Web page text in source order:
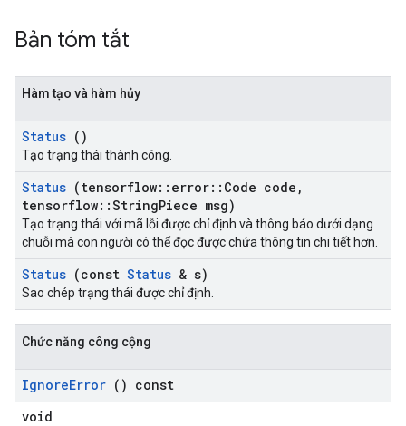
Bản tóm tắt
Hàm tạo và hàm hủy
Status ()
Tạo trạng thái thành công.
Status (tensorflow:: error:: Code code ,
tensorflow::StringPiece msg)
Tạo trạng thái với mã lỗi được chỉ định và thông báo dưới dạng
chuỗi mà con người có thể đọc được chứa thông tin chi tiết hơn.
Status (const Status & s)
Sao chép trạng thái được chỉ định.
Chức năng công cộng
IgnoreError () const
void